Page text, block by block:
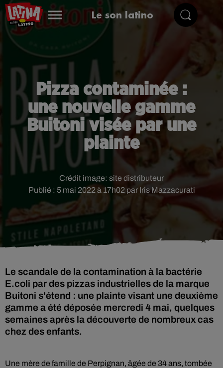
Le son latino
Pizza contaminée :
une nouvelle gamme
Buitoni visée par une
plainte
Publié : 5 mai 2022 à 17h02 par Iris Mazzacurati
Crédit image: site distributeur
Le scandale de la contamination à la bactérie
E.coli par des pizzas industrielles de la marque
Buitoni s'étend : une plainte visant une deuxième
gamme a été déposée mercredi 4 mai, quelques
semaines après la découverte de nombreux cas
chez des enfants.
Une mère de famille de Perpignan, âgée de 34 ans, tombée